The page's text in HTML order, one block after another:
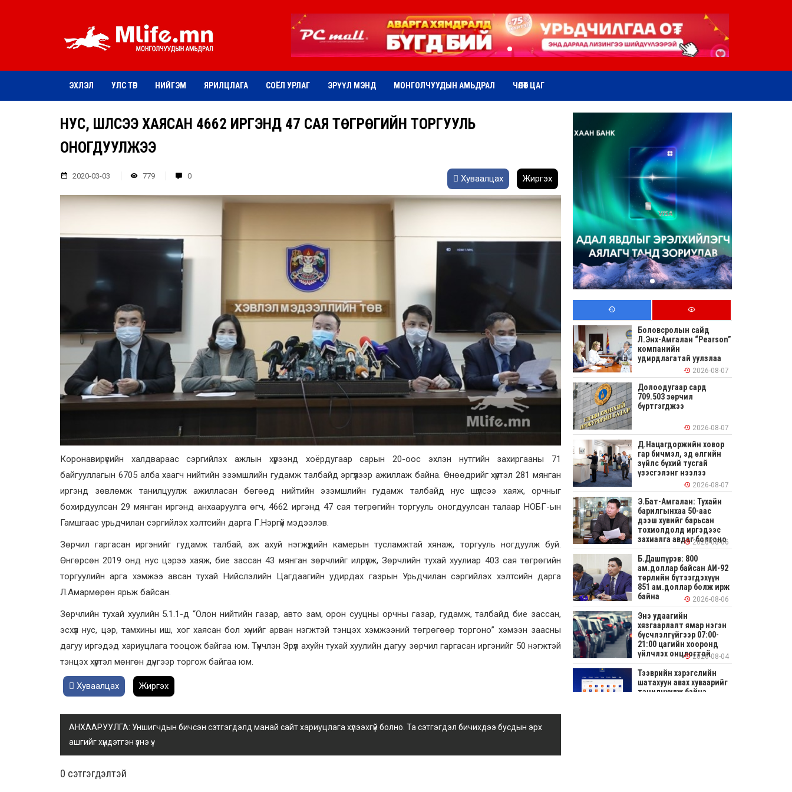
ЭХЛЭЛ УЛС ТӨР НИЙГЭМ ЯРИЛЦЛАГА СОЁЛ УРЛАГ ЭРҮҮЛ МЭНД МОНГОЛЧУУДЫН АМЬДРАЛ ЧӨЛӨӨТ ЦАГ
НУС, ШҮЛСЭЭ ХАЯСАН 4662 ИРГЭНД 47 САЯ ТӨГРӨГИЙН ТОРГУУЛЬ
ОНОГДУУЛЖЭЭ
2020-03-03 779 0 Хуваалцах Жиргэх
Коронавирүсийн халдвараас сэргийлэх ажлын хүрээнд хоёрдугаар сарын 20-оос эхлэн нутгийн захиргааны 71
байгууллагын 6705 алба хаагч нийтийн эзэмшлийн гудамж талбайд эргүүлээр ажиллаж байна. Өнөөдрийг хүртэл 281 мянган
иргэнд зөвлөмж танилцуулж ажилласан бөгөөд нийтийн эзэмшлийн гудамж талбайд нус шүлсээ хаяж, орчныг
бохирдуулсан 29 мянган иргэнд анхааруулга өгч, 4662 иргэнд 47 сая төгрөгийн торгууль оногдуулсан талаар НОБГ-ын
Гамшгаас урьдчилан сэргийлэх хэлтсийн дарга Г.Нэргүй мэдээлэв.
Зөрчил гаргасан иргэнийг гудамж талбай, аж ахуй нэгжүүдийн камерын тусламжтай хянаж, торгууль ногдуулж буй.
Өнгөрсөн 2019 онд нус цэрээ хаяж, бие зассан 43 мянган зөрчлийг илрүүлж, Зөрчлийн тухай хуулиар 403 сая төгрөгийн
торгуулийн арга хэмжээ авсан тухай Нийслэлийн Цагдаагийн удирдах газрын Урьдчилан сэргийлэх хэлтсийн дарга
Л.Амармөрөн ярьж байсан.
Зөрчлийн тухай хуулийн 5.1.1-д “Олон нийтийн газар, авто зам, орон сууцны орчны газар, гудамж, талбайд бие зассан,
эсхүл нус, цэр, тамхины иш, хог хаясан бол хүнийг арван нэгжтэй тэнцэх хэмжээний төгрөгөөр торгоно” хэмээн заасны
дагуу иргэдэд хариуцлага тооцож байгаа юм. Түүнчлэн Эрүүл ахуйн тухай хуулийн дагуу зөрчил гаргасан иргэнийг 50 нэгжтэй
тэнцэх хүртэл мөнгөн дүнгээр торгож байгаа юм.
Хуваалцах Жиргэх
АНХААРУУЛГА: Уншигчдын бичсэн сэтгэгдэлд манай сайт хариуцлага хүлээхгүй болно. Та сэтгэгдэл бичихдээ бусдын эрх
ашгийг хүндэтгэн үзнэ үү.
0 cэтгэгдэлтэй
Боловсролын сайд
Л.Энх-Амгалан “Pearson”
компанийн
удирдлагатай уулзлаа
2026-08-07
Долоодугаар сард
709.503 зөрчил
бүртгэгджээ
2026-08-07
Д.Нацагдоржийн ховор
гар бичмэл, эд өлгийн
зүйлс бүхий тусгай
үзэсгэлэнг нээлээ
2026-08-07
Э.Бат-Амгалан: Тухайн
барилгынхаа 50-аас
дээш хувийг барьсан
тохиолдолд иргэдээс
захиалга авдаг болгоно
2026-08-06
Б.Дашпүрэв: 800
ам.доллар байсан АИ-92
төрлийн бүтээгдэхүүн
851 ам.доллар болж ирж
байна
2026-08-06
Энэ удаагийн
хязгаарлалт ямар нэгэн
бүсчлэлгүйгээр 07:00-
21:00 цагийн хооронд
үйлчлэх онцлогтой2026-08-04
Тээврийн хэрэгслийн
шатахуун авах хуваарийг
танилцуулж байна